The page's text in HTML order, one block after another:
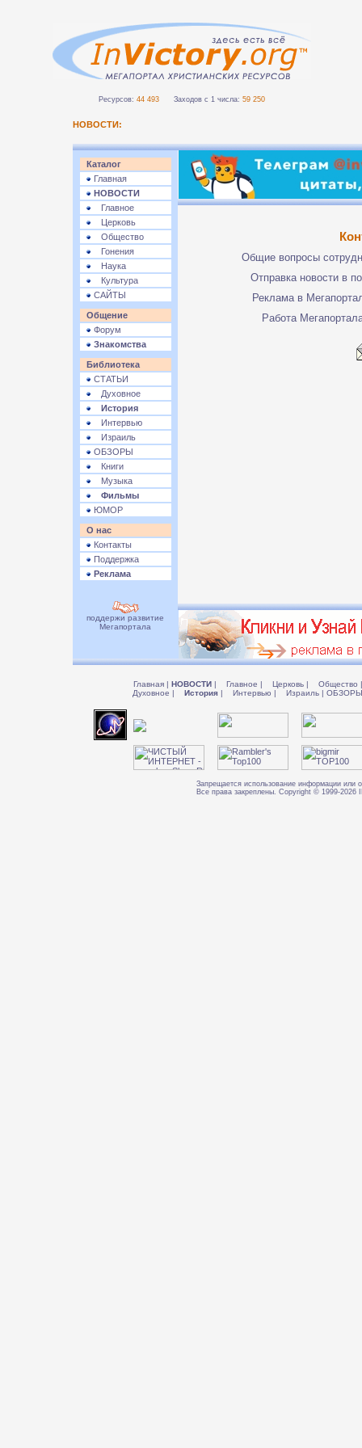
Ресурсов: 44 493 Заходов с 1 числа: 59 250
НОВОСТИ:
Каталог
Главная
НОВОСТИ
Главное
Церковь
Общество
Гонения
Наука
Культура
САЙТЫ
Общение
Форум
Знакомства
Библиотека
СТАТЬИ
Духовное
История
Интервью
Израиль
ОБЗОРЫ
Книги
Музыка
Фильмы
ЮМОР
О нас
Контакты
Поддержка
Реклама
Общие вопросы
Отправка новости в
Реклама в
Работа
поддержи развитие
Мегапортала
Главная | НОВОСТИ | Главное | Церковь | Общество |
Духовное | История | Интервью | Израиль |
Запрещается использование информации или
Все права закреплены. Copyright © 1999-